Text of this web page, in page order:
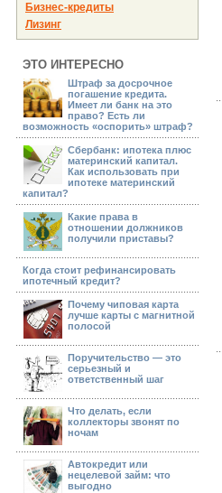
Бизнес-кредиты
Лизинг
ЭТО ИНТЕРЕСНО
Штраф за досрочное
погашение кредита.
Имеет ли банк на это
право? Есть ли
возможность «оспорить» штраф?
Сбербанк: ипотека плюс
материнский капитал.
Как использовать при
ипотеке материнский
капитал?
Какие права в
отношении должников
получили приставы?
Когда стоит рефинансировать
ипотечный кредит?
Почему чиповая карта
лучше карты с магнитной
полосой
Поручительство — это
серьезный и
ответственный шаг
Что делать, если
коллекторы звонят по
ночам
Автокредит или
нецелевой займ: что
выгодно